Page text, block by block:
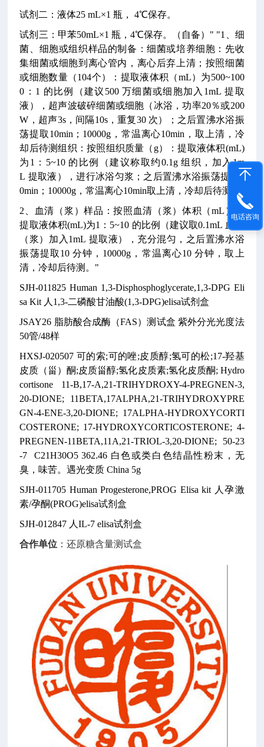
试剂二：液体25 mL×1 瓶， 4℃保存。
试剂三：甲苯50mL×1 瓶，4℃保存。（自备）" "1、细
菌、细胞或组织样品的制备：细菌或培养细胞：先收
集细菌或细胞到离心管内，离心后弃上清；按照细菌
或细胞数量（104个）：提取液体积（mL）为500~100
0：1 的比例（建议500 万细菌或细胞加入1mL 提取
液），超声波破碎细菌或细胞（冰浴，功率20％或200
W，超声3s，间隔10s，重复30 次）；之后置沸水浴振
荡提取10min；10000g，常温离心10min，取上清，冷
却后待测组织：按照组织质量（g）：提取液体积(mL)
为1：5~10 的比例（建议称取约0.1g 组织，加入1m
L 提取液），进行冰浴匀浆；之后置沸水浴振荡提取1
0min；10000g，常温离心10min取上清，冷却后待测。
2、血清（浆）样品：按照血清（浆）体积（mL）：
提取液体积(mL)为1：5~10 的比例（建议取0.1mL 血清
（浆）加入1mL 提取液），充分混匀，之后置沸水浴
振荡提取10 分钟，10000g，常温离心10 分钟，取上
清，冷却后待测。"
SJH-011825 Human 1,3-Disphosphoglycerate,1,3-DPG Eli
sa Kit 人1,3-二磷酸甘油酸(1,3-DPG)elisa试剂盒
JSAY26 脂肪酸合成酶（FAS）测试盒 紫外分光光度法
50管/48样
HXSJ-020507 可的索;可的唑;皮质醇;氢可的松;17-羟基
皮质（甾）酮;皮质甾醇;氢化皮质素;氢化皮质酮; Hydro
cortisone
11-B,17-A,21-TRIHYDROXY-4-PREGNEN-3,
20-DIONE; 11BETA,17ALPHA,21-TRIHYDROXYPRE
GN-4-ENE-3,20-DIONE; 17ALPHA-HYDROXYCORTI
COSTERONE; 17-HYDROXYCORTICOSTERONE; 4-
PREGNEN-11BETA,11A,21-TRIOL-3,20-DIONE;
50-23
-7
C21H30O5 362.46 白色或类白色结晶性粉末，无
臭，味苦。遇光变质 China 5g
SJH-011705 Human Progesterone,PROG Elisa kit 人孕激
素/孕酮(PROG)elisa试剂盒
SJH-012847 人IL-7 elisa试剂盒
合作单位 ：还原糖含量测试盒
电话咨询